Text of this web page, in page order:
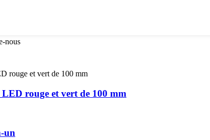
nous
rouge et vert de 100 mm
un